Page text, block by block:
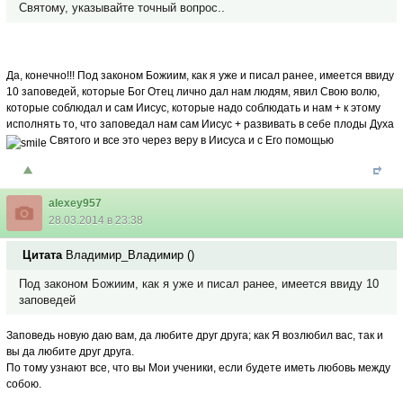
Святому, указывайте точный вопрос..
Да, конечно!!! Под законом Божиим, как я уже и писал ранее, имеется ввиду
10 заповедей, которые Бог Отец лично дал нам людям, явил Свою волю,
которые соблюдал и сам Иисус, которые надо соблюдать и нам + к этому
исполнять то, что заповедал нам сам Иисус + развивать в себе плоды Духа
Святого и все это через веру в Иисуса и с Его помощью
alexey957
28.03.2014 в 23:38
Цитата Владимир_Владимир ()
Под законом Божиим, как я уже и писал ранее, имеется ввиду 10
заповедей
Заповедь новую даю вам, да любите друг друга; как Я возлюбил вас, так и
вы да любите друг друга.
По тому узнают все, что вы Мои ученики, если будете иметь любовь между
собою.